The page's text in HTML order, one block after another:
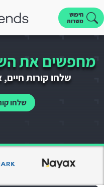
חיפוש
משרות
מחפשים את
שלחו קורות
שלחו